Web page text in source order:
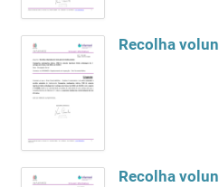
Recolha
Recolha